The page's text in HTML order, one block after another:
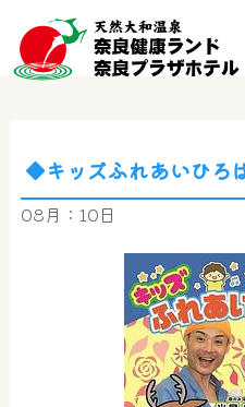
◆キッズふれあいひろ
08月：10日
奈良健康ランド AIコ
ご質問をお伺いしま